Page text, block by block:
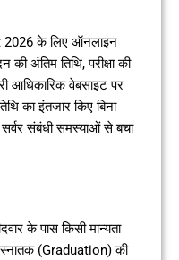
के लिए ऑनलाइन
अंतिम तिथि, परीक्षा की
आधिकारिक वेबसाइट पर
का इंतजार किए बिना
संबंधी समस्याओं से बचा
के पास किसी मान्यता
में स्नातक (Graduation) की